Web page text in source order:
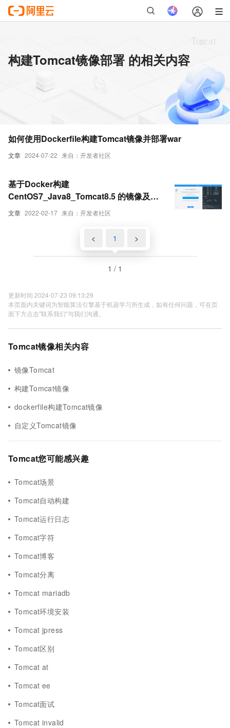
构建Tomcat镜像部署 的相关内容
文章 2024-07-22 来自：开发者社区
如何使用Dockerfile构建Tomcat镜像并部署war
文章 2022-02-17 来自：开发者社区
基于Docker构建
CentOS7_Java8_Tomcat8.5 的镜像及
Web应用的部署
< 1 >
1 / 1
更新时间 2024-07-23 09:13:29
本页面内关键词为智能算法引擎基于机器学习所生成，如有任何问题，可在页
面下方点击"联系我们"与我们沟通。
Tomcat镜像相关内容
镜像Tomcat
构建Tomcat镜像
dockerfile构建Tomcat镜像
自定义Tomcat镜像
Tomcat您可能感兴趣
Tomcat场景
Tomcat自动构建
Tomcat运行日志
Tomcat字符
Tomcat博客
Tomcat分离
Tomcat mariadb
Tomcat环境安装
Tomcat jpress
Tomcat区别
Tomcat at
Tomcat ee
Tomcat面试
Tomcat invalid